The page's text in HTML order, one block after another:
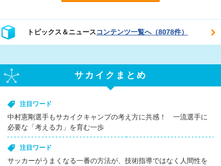
トピックス＆ニュースコンテンツ一覧へ（8078件）
サカイクまとめ
注目ワード
中村憲剛選手もサカイクキャンプの考え方に共感！ 一流選手に
必要な「考える力」を育む一歩
注目ワード
サッカーがうまくなる一番の方法が、技術指導ではなく人間性を